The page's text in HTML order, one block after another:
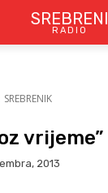
SREBRENI
RADIO
SREBRENIK
vrijeme”
2013